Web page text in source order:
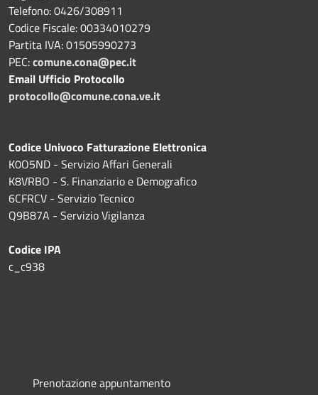
Telefono: 0426/308911
Codice Fiscale: 00334010279
Partita IVA: 01505990273
PEC:comune.cona@pec.it
Email Ufficio Protocollo
protocollo@comune.cona.ve.it
Codice Univoco Fatturazione Elettronica
K0O5ND - Servizio Affari Generali
K8VRBO - S. Finanziario e Demografico
6CFRCV - Servizio Tecnico
Q9B87A - Servizio Vigilanza
Codice IPA
c_c938
Prenotazione appuntamento